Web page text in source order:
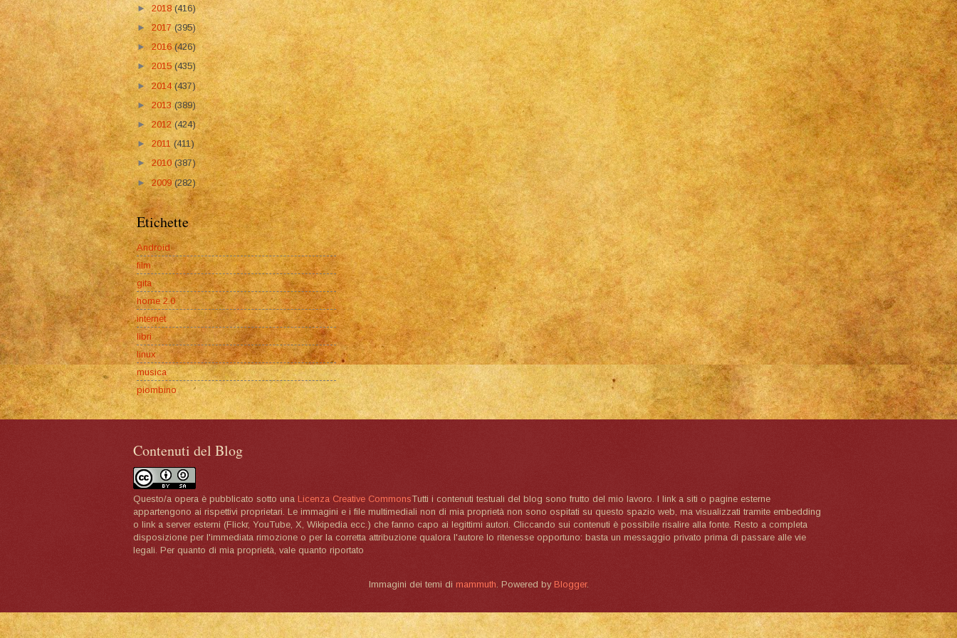
►2018(416)
►2017(395)
►2016(426)
►2015(435)
►2014(437)
►2013 (389)
►2012 (424)
► 2011(411)
►2010(387)
►2009(282)
Etichette
Android
film
gita
home 2.0
internet
libri
linux
musica
piombino
Contenuti del Blog
Questo/a opera è pubblicato sotto una Licenza Creative CommonsTutti i contenuti testuali del blog sono frutto del mio lavoro. I link a siti o pagine esterne
appartengono ai rispettivi proprietari. Le immagini e i file multimediali non di mia proprietà non sono ospitati su questo spazio web, ma visualizzati tramite embedding
o link a server esterni (Flickr, YouTube, X, Wikipedia ecc.) che fanno capo ai legittimi autori. Cliccando sui contenuti è possibile risalire alla fonte. Resto a completa
disposizione per l'immediata rimozione o per la corretta attribuzione qualora l'autore lo ritenesse opportuno: basta un messaggio privato prima di passare alle vie
legali. Per quanto di mia proprietà, vale quanto riportato
Immagini dei temi di mammuth. Powered by Blogger.